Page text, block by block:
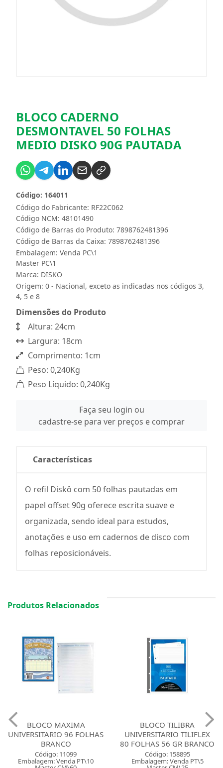
BLOCO CADERNO
DESMONTAVEL 50 FOLHAS
MEDIO DISKO 90G PAUTADA
Código do Fabricante: RF22C062
Código: 164011
Código NCM: 48101490
Código de Barras do Produto: 7898762481396
Código de Barras da Caixa: 7898762481396
Embalagem: Venda PC\1
Master PC\1
Marca: DISKO
Origem: 0 - Nacional, exceto as indicadas nos códigos 3,
4, 5 e 8
Dimensões do Produto
Altura: 24cm
Largura: 18cm
Comprimento: 1cm
Peso: 0,240Kg
Peso Líquido: 0,240Kg
Faça seu login ou
cadastre-se para ver preços e comprar
Características
O refil Diskô com 50 folhas pautadas em
papel offset 90g oferece escrita suave e
organizada, sendo ideal para estudos,
anotações e uso em cadernos de disco com
folhas reposicionáveis.
Produtos Relacionados
BLOCO MAXIMA
UNIVERSITARIO 96 FOLHAS
BRANCO
Código: 11099
Embalagem: Venda PT\10
BLOCO TILIBRA
UNIVERSITARIO TILIFLEX
80 FOLHAS 56 GR BRANCO
Código: 158895
Embalagem: Venda PT\5